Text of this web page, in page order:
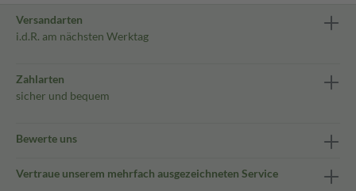
Versandarten
i.d.R. am nächsten Werktag
Zahlarten
sicher und bequem
Bewerte uns
Vertraue unserem mehrfach ausgezeichneten Service